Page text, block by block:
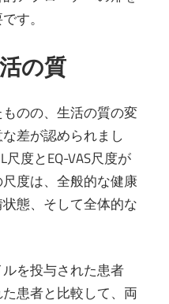
す。
の質
のの、生活の質の変
差が認められまし
度とEQ-VAS尺度が
度は、全般的な健康
態、そして全体的な
を投与された患者
患者と比較して、両